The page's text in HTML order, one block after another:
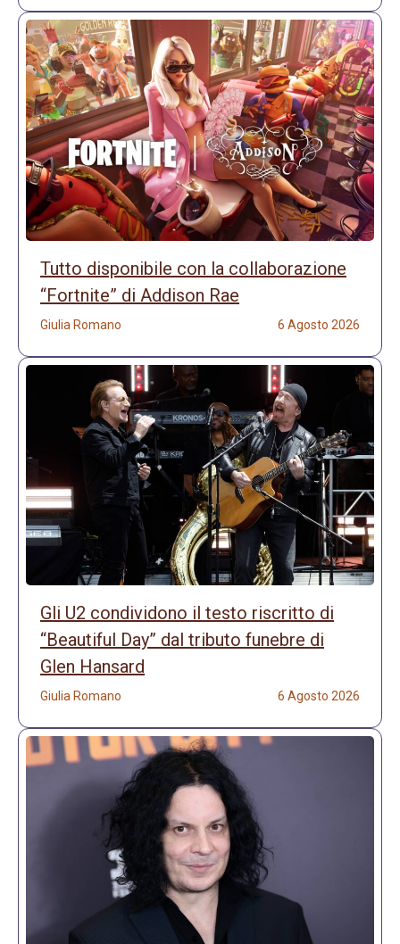
Tutto disponibile con la collaborazione
“Fortnite” di Addison Rae
Giulia Romano 6 Agosto 2026
Gli U2 condividono il testo riscritto di
“Beautiful Day” dal tributo funebre di
Glen Hansard
Giulia Romano 6 Agosto 2026